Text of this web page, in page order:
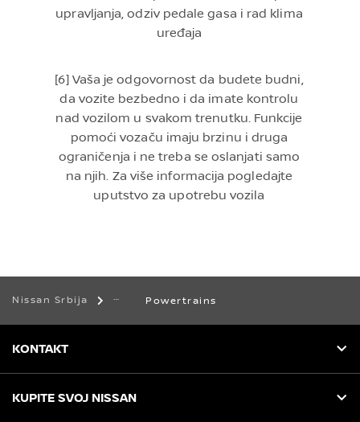
upravljanja, odziv pedale gasa i rad klima
uređaja
[6] Vaša je odgovornost da budete budni,
da vozite bezbedno i da imate kontrolu
nad vozilom u svakom trenutku. Funkcije
pomoći vozaču imaju brzinu i druga
ograničenja i ne treba se oslanjati samo
na njih. Za više informacija pogledajte
uputstvo za upotrebu vozila
Nissan Srbija Powertrains
KONTAKT
KUPITE SVOJ NISSAN